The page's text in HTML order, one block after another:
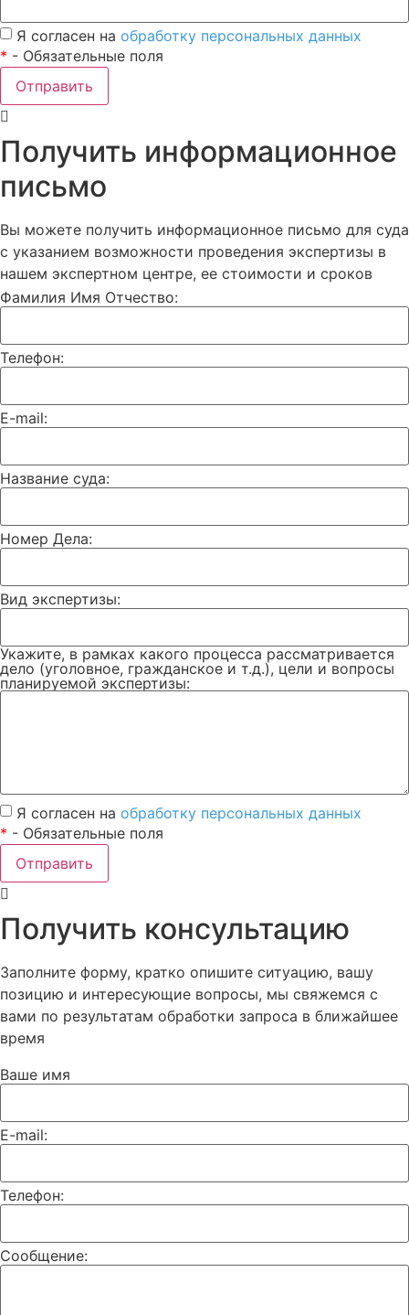
Я согласен на обработку персональных данных
* - Обязательные поля
Отправить
Получить информационное
письмо
Вы можете получить информационное письмо для суда
с указанием возможности проведения экспертизы в
нашем экспертном центре, ее стоимости и сроков
Фамилия Имя Отчество:
Телефон:
E-mail:
Название суда:
Номер Дела:
Вид экспертизы:
Укажите, в рамках какого процесса рассматривается
дело (уголовное, гражданское и т.д.), цели и вопросы
планируемой экспертизы:
Я согласен на обработку персональных данных
* - Обязательные поля
Отправить
Получить консультацию
Заполните форму, кратко опишите ситуацию, вашу
позицию и интересующие вопросы, мы свяжемся с
вами по результатам обработки запроса в ближайшее
время
Ваше имя
E-mail:
Телефон:
Сообщение: